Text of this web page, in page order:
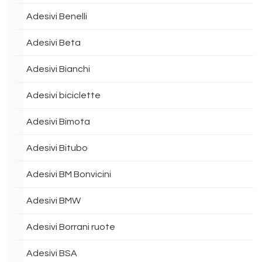
Adesivi Benelli
Adesivi Beta
Adesivi Bianchi
Adesivi biciclette
Adesivi Bimota
Adesivi Bitubo
Adesivi BM Bonvicini
Adesivi BMW
Adesivi Borrani ruote
Adesivi BSA